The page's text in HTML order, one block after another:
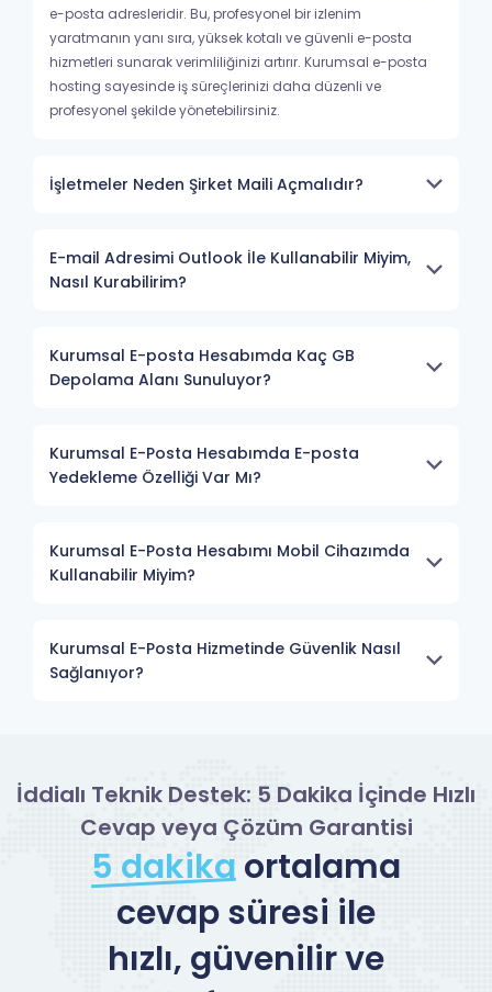
e-posta adresleridir. Bu, profesyonel bir izlenim
yaratmanın yanı sıra, yüksek kotalı ve güvenli e-posta
hizmetleri sunarak verimliliğinizi artırır. Kurumsal e-posta
hosting sayesinde iş süreçlerinizi daha düzenli ve
profesyonel şekilde yönetebilirsiniz.
İşletmeler Neden Şirket Maili Açmalıdır?
E-mail Adresimi Outlook İle Kullanabilir Miyim,
Nasıl Kurabilirim?
Kurumsal E-posta Hesabımda Kaç GB
Depolama Alanı Sunuluyor?
Kurumsal E-Posta Hesabımda E-posta
Yedekleme Özelliği Var Mı?
Kurumsal E-Posta Hesabımı Mobil Cihazımda
Kullanabilir Miyim?
Kurumsal E-Posta Hizmetinde Güvenlik Nasıl
Sağlanıyor?
İddialı Teknik Destek: 5 Dakika İçinde Hızlı
Cevap veya Çözüm Garantisi
5 dakikaortalama
cevap süresi ile
hızlı, güvenilir ve